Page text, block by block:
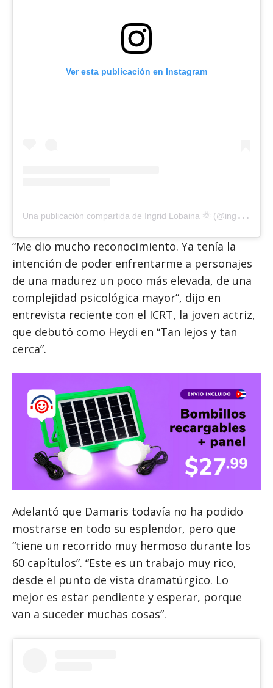
Ver esta publicación en Instagram
U
na publicación compartida de Ingrid Lobaina 🌞 (@ingriddelavida)
“Me dio mucho reconocimiento. Ya tenía la
intención de poder enfrentarme a personajes
de una madurez un poco más elevada, de una
complejidad psicológica mayor”, dijo en
entrevista reciente con el ICRT, la joven actriz,
que debutó como Heydi en “Tan lejos y tan
cerca”.
Adelantó que Damaris todavía no ha podido
mostrarse en todo su esplendor, pero que
“tiene un recorrido muy hermoso durante los
60 capítulos”. “Este es un trabajo muy rico,
desde el punto de vista dramatúrgico. Lo
mejor es estar pendiente y esperar, porque
van a suceder muchas cosas”.